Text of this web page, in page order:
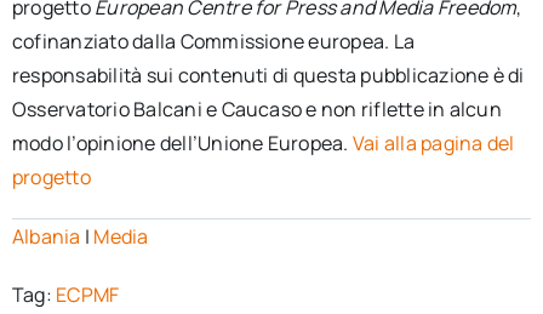
progettoEuropean Centre for Press and Media Freedom,
cofinanziato dalla Commissione europea. La
responsabilità sui contenuti di questa pubblicazione è di
Osservatorio Balcani e Caucaso e non riflette in alcun
modo l’opinione dell’Unione Europea. Vai alla pagina del
progetto
Albania | Media
Tag: ECPMF